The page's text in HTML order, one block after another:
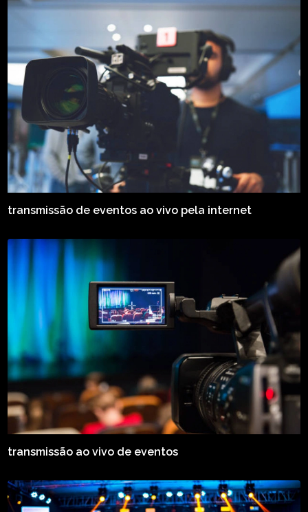
transmissão de eventos ao vivo pela internet
transmissão ao vivo de eventos